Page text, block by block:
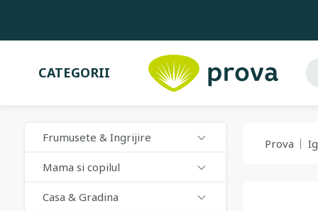
CATEGORII
Frumusete & Ingrijire
Mama si copilul
Casa & Gradina
Prova